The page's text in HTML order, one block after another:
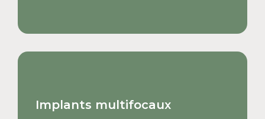
Implants multifocaux